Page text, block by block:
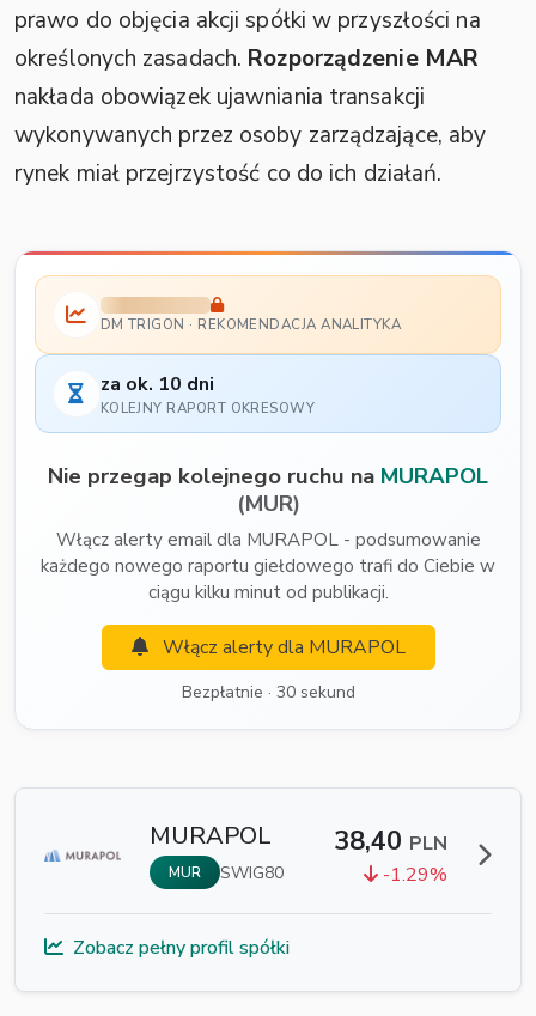
prawo do objęcia akcji spółki w przyszłości na
określonych zasadach. Rozporządzenie MAR
nakłada obowiązek ujawniania transakcji
wykonywanych przez osoby zarządzające, aby
rynek miał przejrzystość co do ich działań.
DM TRIGON · REKOMENDACJA ANALITYKA
za ok. 10 dni
KOLEJNY RAPORT OKRESOWY
Nie przegap kolejnego ruchu na MURAPOL
(MUR)
Włącz alerty email dla MURAPOL - podsumowanie
każdego nowego raportu giełdowego trafi do Ciebie w
ciągu kilku minut od publikacji.
Włącz alerty dla MURAPOL
Bezpłatnie · 30 sekund
MURAPOL
MUR SWIG80
38,40 PLN
-1.29%
Zobacz pełny profil spółki